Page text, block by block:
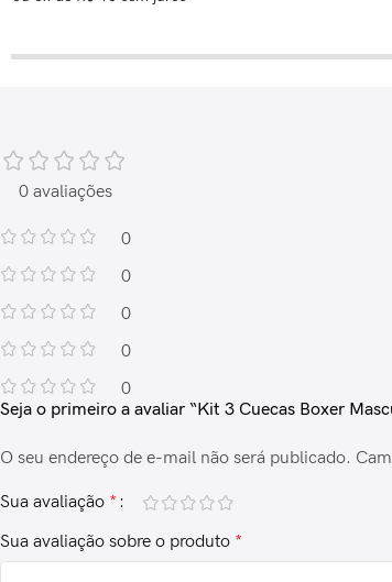
0 avaliações
0
0
0
0
0
Seja o primeiro a avaliar “Kit 3 Cuecas Boxer
O seu endereço de e-mail não será publicado.
Sua avaliação *
Sua avaliação sobre o produto *